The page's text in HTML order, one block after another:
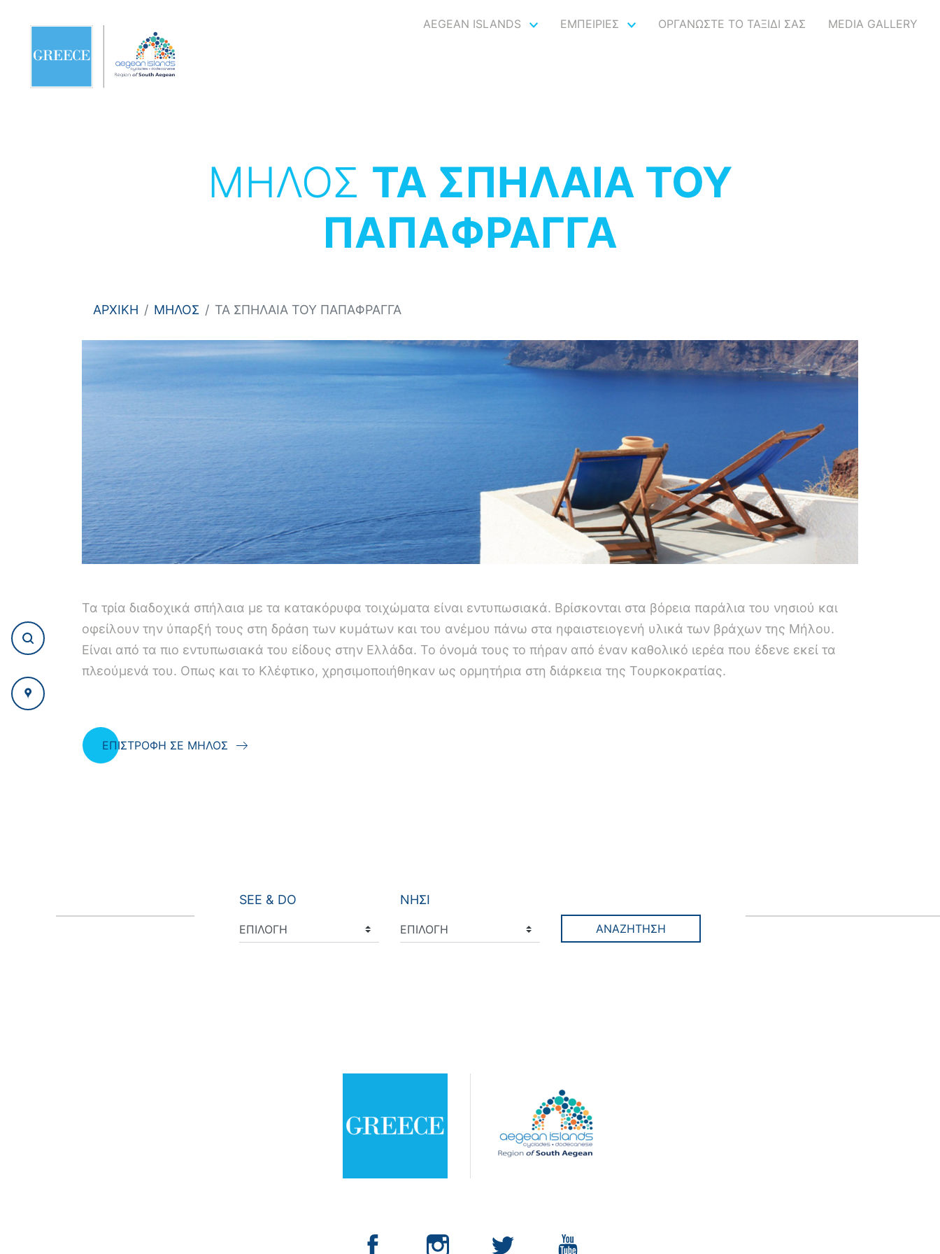
AEGEAN ISLANDS ΕΜΠΕΙΡΙΕΣ ΟΡΓΑΝΩΣΤΕ ΤΟ ΤΑΞΙΔΙ ΣΑΣ MEDIA GALLERY
ΜΗΛΟΣ ΤΑ ΣΠΗΛΑΙΑ ΤΟΥ
ΠΑΠΑΦΡΑΓΓΑ
ΑΡΧΙΚΗ ΜΗΛΟΣ ΤΑ ΣΠΗΛΑΙΑ ΤΟΥ ΠΑΠΑΦΡΑΓΓΑ
Τα τρία διαδοχικά σπήλαια με τα κατακόρυφα τοιχώματα είναι εντυπωσιακά. Βρίσκονται στα βόρεια παράλια του νησιού και
οφείλουν την ύπαρξή τους στη δράση των κυμάτων και του ανέμου πάνω στα ηφαιστειογενή υλικά των βράχων της Μήλου.
Είναι από τα πιο εντυπωσιακά του είδους στην Ελλάδα. Το όνομά τους το πήραν από έναν καθολικό ιερέα που έδενε εκεί τα
πλεούμενά του. Οπως και το Κλέφτικο, χρησιμοποιήθηκαν ως ορμητήρια στη διάρκεια της Τουρκοκρατίας.
ΕΠΙΣΤΡΟΦΗ ΣΕ ΜΗΛΟΣ
SEE & DO ΝΗΣΙ